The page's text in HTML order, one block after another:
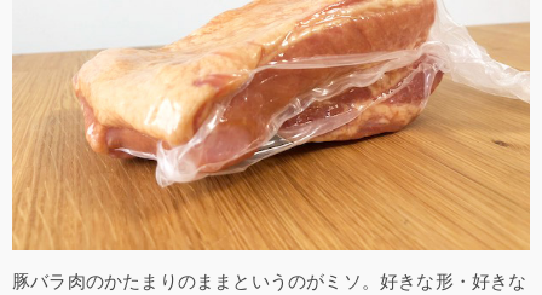
豚バラ肉のかたまりのままというのがミソ。好きな形・好きな